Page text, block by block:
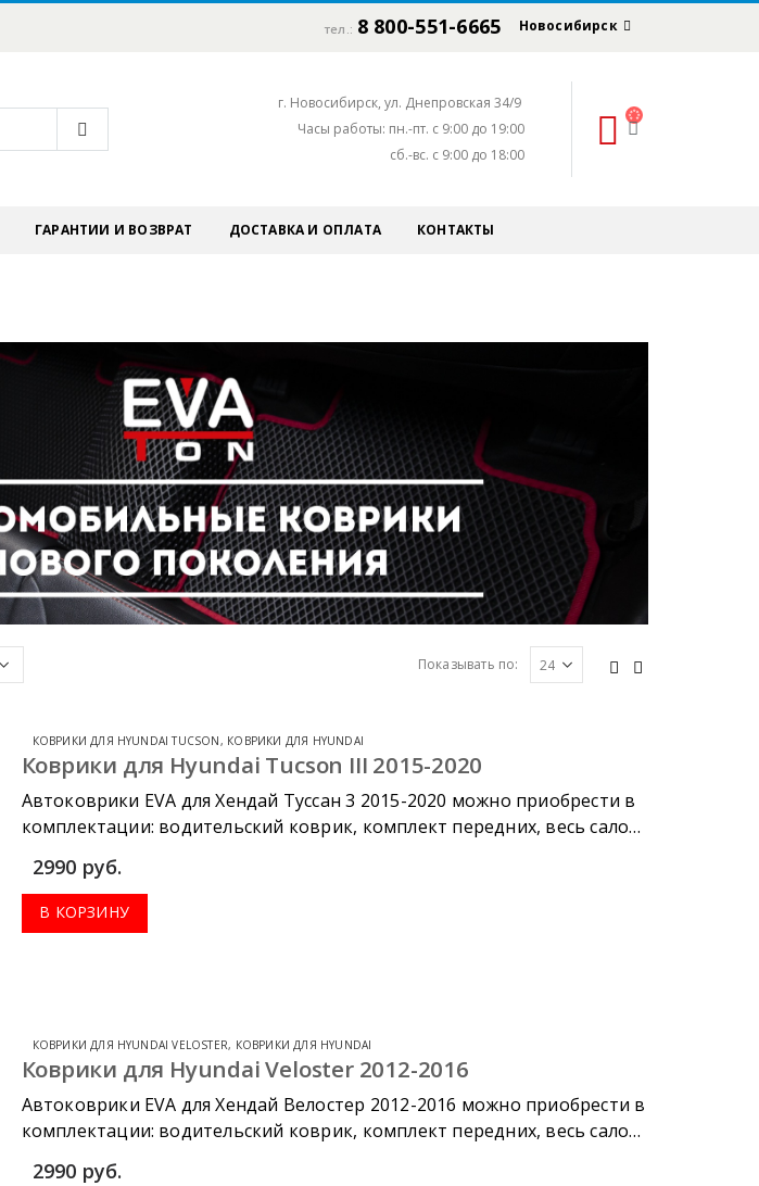
тел.: 8 800-551-6665 Новосибирск
г. Новосибирск, ул. Днепровская 34/9
Часы работы: пн.-пт. с 9:00 до 19:00
сб.-вс. с 9:00 до 18:00
ГАРАНТИИ И ВОЗВРАТ ДОСТАВКА И ОПЛАТА КОНТАКТЫ
Показывать по:
КОВРИКИ ДЛЯ HYUNDAI TUCSON, КОВРИКИ ДЛЯ HYUNDAI
Коврики для Hyundai Tucson III 2015-2020
Автоковрики EVA для Хендай Туссан 3 2015-2020 можно приобрести в
комплектации: водительский коврик, комплект передних, весь салон,
2990 руб.
В КОРЗИНУ
КОВРИКИ ДЛЯ HYUNDAI VELOSTER, КОВРИКИ ДЛЯ HYUNDAI
Коврики для Hyundai Veloster 2012-2016
Автоковрики EVA для Хендай Велостер 2012-2016 можно приобрести в
комплектации: водительский коврик, комплект передних, весь салон,
2990 руб.